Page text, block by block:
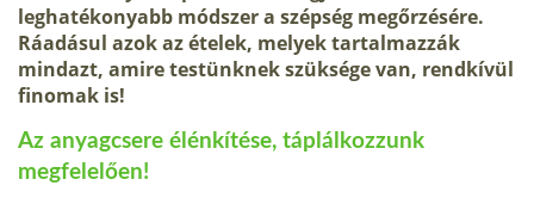
leghatékonyabb módszer a szépség megőrzésére.
Ráadásul azok az ételek, melyek tartalmazzák
mindazt, amire testünknek szüksége van, rendkívül
finomak is!
Az anyagcsere élénkítése, táplálkozzunk
megfelelően!